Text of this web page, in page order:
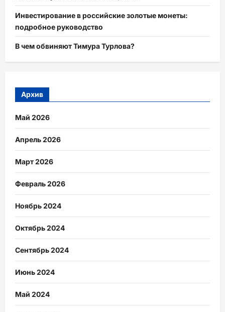
Инвестирование в российские золотые монеты:
подробное руководство
В чем обвиняют Тимура Турлова?
Архив
Май 2026
Апрель 2026
Март 2026
Февраль 2026
Ноябрь 2024
Октябрь 2024
Сентябрь 2024
Июнь 2024
Май 2024